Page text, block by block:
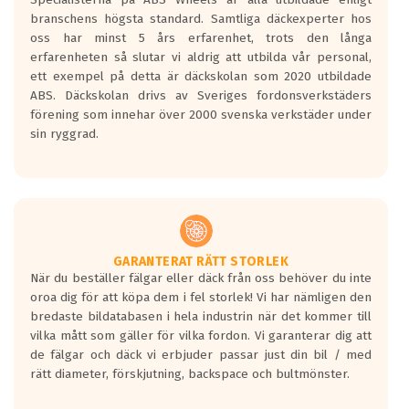
längsta.
Inga D eller G betyg delas ut för
personbilar och lätta lastbilar.
Betyget sätts efter ett test där däcken
skall bromsa in på en väg där det ligger
0.5-1.5 mm vatten.
I 80km/h kommer skillnaden på
Vid körning i över 50km/h brukar
rullmotståndets ljud överträffa
motorljudet.
På däckmärkningen kommer det finnas
en symbol av ett däck med vågar. Hög
bullernivå markeras med svarta vågor
medans de vita vågorna påvisar om det är
ett tyst däck.
branschens högsta standard. Samtliga däckexperter hos
oss har minst 5 års erfarenhet, trots den långa
erfarenheten så slutar vi aldrig att utbilda vår personal,
ett exempel på detta är däckskolan som 2020 utbildade
ABS. Däckskolan drivs av Sveriges fordonsverkstäders
förening som innehar över 2000 svenska verkstäder under
sin ryggrad.
GARANTERAT RÄTT STORLEK
När du beställer fälgar eller däck från oss behöver du inte
oroa dig för att köpa dem i fel storlek! Vi har nämligen den
bredaste bildatabasen i hela industrin när det kommer till
vilka mått som gäller för vilka fordon. Vi garanterar dig att
de fälgar och däck vi erbjuder passar just din bil / med
rätt diameter, förskjutning, backspace och bultmönster.